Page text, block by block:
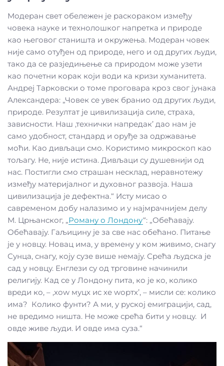
Модеран свет обележен је раскораком између
човека науке и технолошког напретка и природе
као његовог станишта и окружења. Модеран човек
није само отуђен од природе, него и од других људи,
тако да се разједињење са природом може узети
као почетни корак који води ка кризи хуманитета.
Андреј Тарковски о томе проговара кроз свог јунака
Александера: „Човек се увек бранио од других људи,
природе. Резултат је цивилизација силе, страха,
зависности. Наш ,технички напредак’ дао нам је
само удобност, стандард и оруђе за одржавање
моћи. Као дивљаци смо. Користимо микроскоп као
тољагу. Не, није истина. Дивљаци су душевнији од
нас. Постигли смо страшан несклад, неравнотежу
између материјалног и духовног развоја. Наша
цивилизација је дефектна.“ Исту мисао о
савременом добу налазимо и у најмрачнијем делу
М. Црњанског, „Роману о Лондону“: „Обећавају.
Обећавају. Гаљицину је за све нас обећано. Питање
је у новцу. Новац има, у времену у ком живимо, снагу
Сунца, снагу, коју сузе више немају. Срећа људска је
сад у новцу. Енглези су од трговине начинили
религију. Кад се у Лондону пита, ко је ко, колико
вреди ко, – ,хоw муцх ис хе wортх’, – мисли се: колико
има? Колико фунти? А ми, у руској емиграцији, сад,
не вредимо ништа. Не може срећа бити у новцу. И
овде живе људи. И овде има суза.“